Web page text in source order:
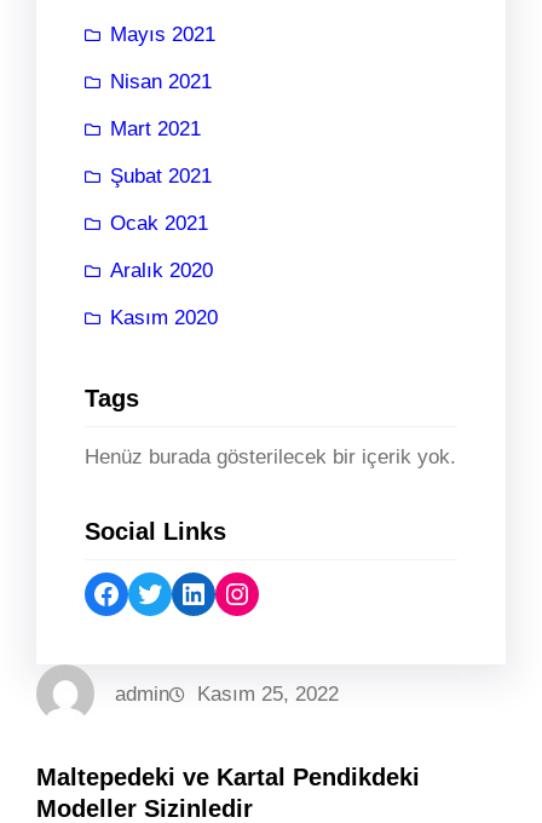
Mayıs 2021
Nisan 2021
Mart 2021
Şubat 2021
Ocak 2021
Aralık 2020
Kasım 2020
Tags
Henüz burada gösterilecek bir içerik yok.
Social Links
Facebook Twitter LinkedIn Instagram
admin Kasım 25, 2022
Maltepedeki ve Kartal Pendikdeki
Modeller Sizinledir